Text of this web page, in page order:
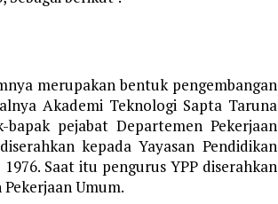
merupakan bentuk pengembangan
Akademi Teknologi Sapta Taruna
pejabat Departemen Pekerjaan
kepada Yayasan Pendidikan
Saat itu pengurus YPP diserahkan
Umum.